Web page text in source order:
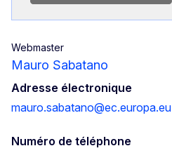
Webmaster
Mauro Sabatano
Adresse électronique
mauro.sabatano@ec.europa.eu
Numéro de téléphone